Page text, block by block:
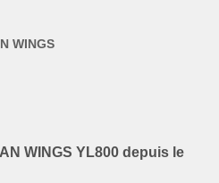
WINGS
WINGS YL800 depuis le